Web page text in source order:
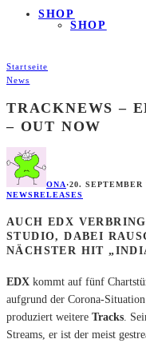
SHOP
SHOP
Startseite
News
TRACKNEWS –
– OUT NOW
ONA·20. SEPTEMBER
NEWSRELEASES
AUCH EDX
STUDIO, DABEI
NÄCHSTER HIT
EDX kommt auf fünf
aufgrund der Corona-
produziert weitere Tracks .
Streams, er ist der meist